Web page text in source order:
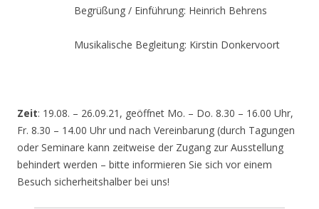
Begrüßung / Einführung: Heinrich Behrens
Musikalische Begleitung: Kirstin Donkervoort
Zeit: 19.08. – 26.09.21, geöffnet Mo. – Do. 8.30 – 16.00 Uhr,
Fr. 8.30 – 14.00 Uhr und nach Vereinbarung (durch Tagungen
oder Seminare kann zeitweise der Zugang zur Ausstellung
behindert werden – bitte informieren Sie sich vor einem
Besuch sicherheitshalber bei uns!